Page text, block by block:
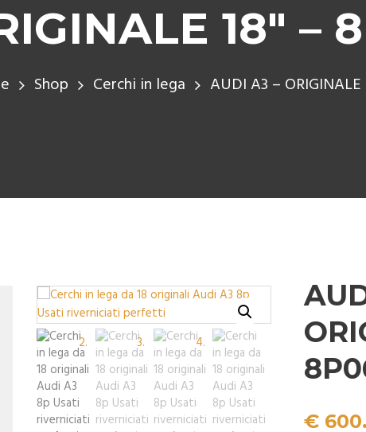
18″ –
Shop Cerchi in lega AUDI A3 – ORIGINALE
€